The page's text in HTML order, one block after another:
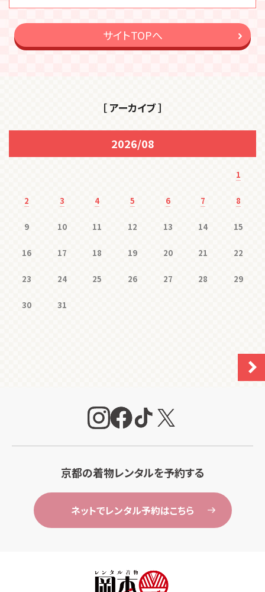
サイトTOPへ
［ アーカイブ ］
2026/08
1
2 3 4 5 6 7 8
9 10 11 12 13 14 15
16 17 18 19 20 21 22
23 24 25 26 27 28 29
30 31
京都の着物レンタルを予約する
ネットでレンタル予約はこちら